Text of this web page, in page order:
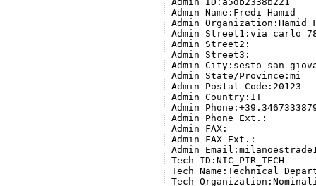
Admin Name:Fredi Hamid
Admin Organization:Hamid
Admin Street1:via carlo
Admin Street2:
Admin Street3:
Admin City:sesto san
Admin State/Province:mi
Admin Postal Code:20123
Admin Country:IT
Admin
Admin Phone Ext.:
Admin FAX:
Admin FAX Ext.:
Admin
Tech ID:NIC_PIR_TECH
Tech Name:Technical
Tech